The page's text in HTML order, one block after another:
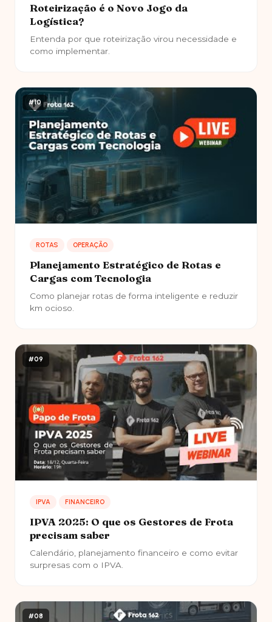
Roteirização é o Novo Jogo da
Logística?
Entenda por que roteirização virou necessidade e
como implementar.
#10
ROTAS OPERAÇÃO
Planejamento Estratégico de Rotas e
Cargas com Tecnologia
Como planejar rotas de forma inteligente e reduzir
km ocioso.
#09
IPVA FINANCEIRO
IPVA 2025: O que os Gestores de Frota
precisam saber
Calendário, planejamento financeiro e como evitar
surpresas com o IPVA.
#08